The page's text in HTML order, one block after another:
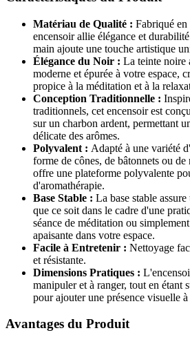
Matériau de Qualité : Fabriqué
encensoir allie élégance et
main ajoute une touche artistique
Élégance du Noir : La teinte noire
moderne et épurée à votre espace,
propice à la méditation et à la
Conception Traditionnelle :
traditionnels, cet encensoir est
sur un charbon ardent, permettant
délicate des arômes.
Polyvalent : Adapté à une variété
forme de cônes, de bâtonnets ou de
offre une plateforme polyvalente
d'aromathérapie.
Base Stable : La base stable
que ce soit dans le cadre d'une
séance de méditation ou
apaisante dans votre espace.
Facile à Entretenir : Nettoyage
et résistante.
Dimensions Pratiques :
manipuler et à ranger, tout en étant
pour ajouter une présence visuelle à
Avantages du Produit